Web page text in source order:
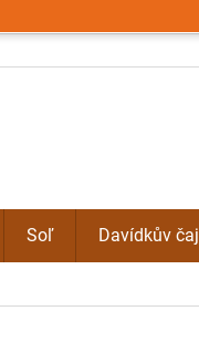
Soľ Davídkův čaj